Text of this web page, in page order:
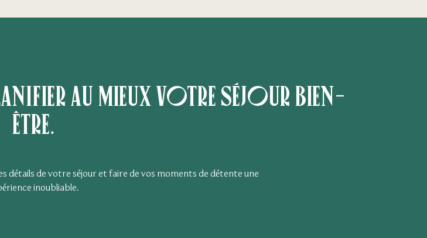
au mieux votre séjour bien-
être.
détails de votre séjour et faire de vos moments de détente une
inoubliable.